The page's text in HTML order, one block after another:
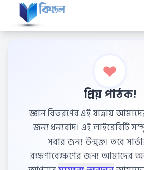
প্রিয় পাঠক!
জ্ঞান বিতরণের এই যাত্রায়
জন্য ধন্যবাদ। এই লাইব্রেরিটি
সবার জন্য উন্মুক্ত। তবে
রক্ষণাবেক্ষণের জন্য আমাদের